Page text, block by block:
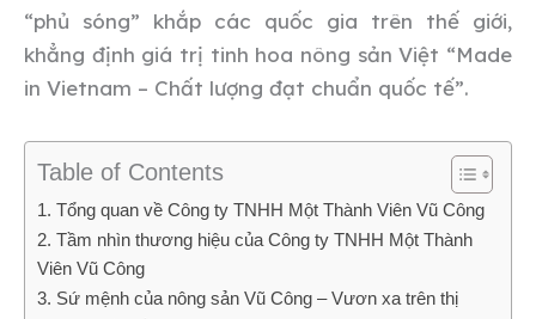
“phủ sóng” khắp các quốc gia trên thế giới,
khẳng định giá trị tinh hoa nông sản Việt “Made
in Vietnam – Chất lượng đạt chuẩn quốc tế”.
Table of Contents
1. Tổng quan về Công ty TNHH Một Thành Viên Vũ Công
2. Tầm nhìn thương hiệu của Công ty TNHH Một Thành
Viên Vũ Công
3. Sứ mệnh của nông sản Vũ Công – Vươn xa trên thị